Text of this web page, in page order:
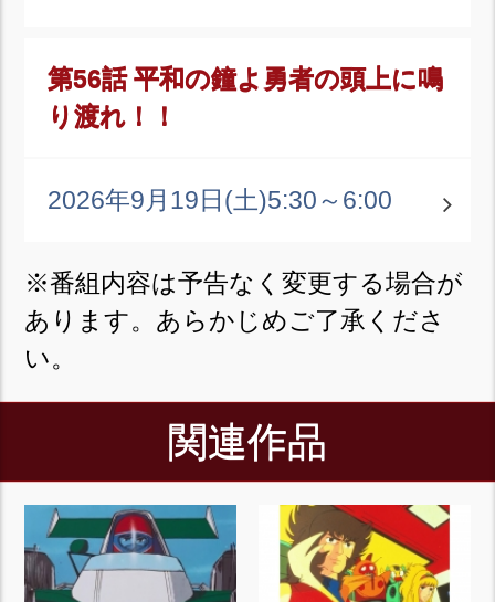
第56話 平和の鐘よ勇者の頭上に鳴
り渡れ！！
2026年9月19日(土)5:30～6:00
※番組内容は予告なく変更する場合が
あります。あらかじめご了承くださ
い。
関連作品